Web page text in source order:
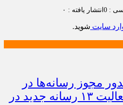
: 0 انتشار یافته : ۰
سایت شوید.
صدور مجوز رسانه‌ها در
خراسان شمالی / فعالیت ۱۳ رسانه جدید در